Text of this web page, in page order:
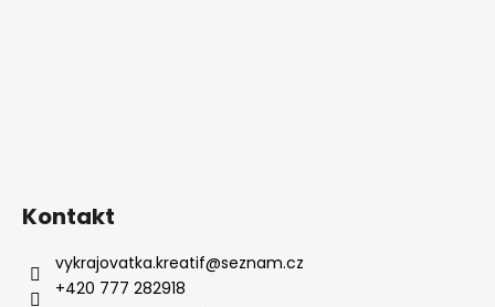
Kontakt
vykrajovatka.kreatif@seznam.cz
+420 777 282918